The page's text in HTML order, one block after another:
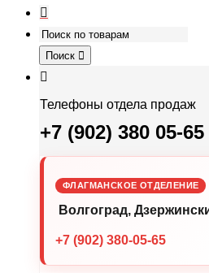
Поиск
Телефоны отдела продаж
+7 (902) 380 05-65
ФЛАГМАНСКОЕ ОТДЕЛЕНИЕ
Волгоград,
+7 (902) 380-05-65